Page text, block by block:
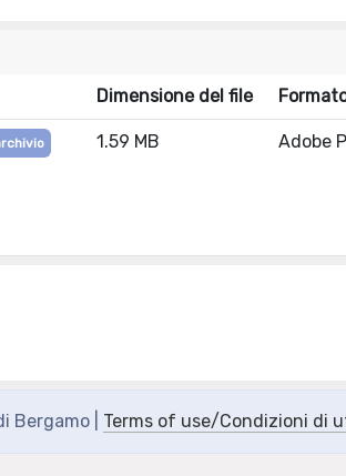
Dimensione del file
1.59 MB Adobe
Bergamo | Terms of use/Condizioni di